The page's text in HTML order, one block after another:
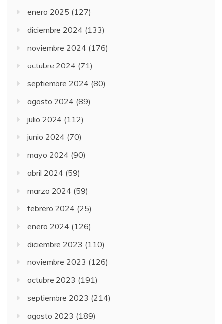
enero 2025 (127)
diciembre 2024 (133)
noviembre 2024 (176)
octubre 2024 (71)
septiembre 2024 (80)
agosto 2024 (89)
julio 2024 (112)
junio 2024 (70)
mayo 2024 (90)
abril 2024 (59)
marzo 2024 (59)
febrero 2024 (25)
enero 2024 (126)
diciembre 2023 (110)
noviembre 2023 (126)
octubre 2023 (191)
septiembre 2023 (214)
agosto 2023 (189)